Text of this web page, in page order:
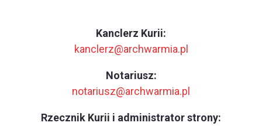
Kanclerz Kurii:
kanclerz@archwarmia.pl
Notariusz:
notariusz@archwarmia.pl
Rzecznik Kurii i administrator strony: